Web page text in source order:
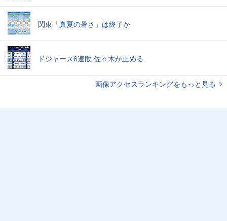
関東「真夏の暑さ」は終了か
ドジャース6連敗 佐々木が止める
画像アクセスランキングをもっと見る